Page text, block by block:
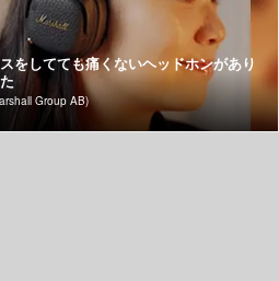
をしてても痛くないヘッドホンがあり
Group AB)